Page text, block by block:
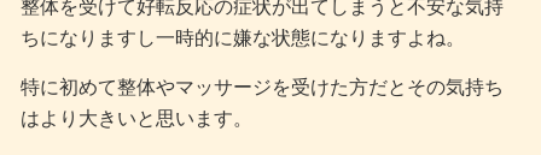
整体を受けて好転反応の症状が出てしまうと不安な気持
ちになりますし一時的に嫌な状態になりますよね。
特に初めて整体やマッサージを受けた方だとその気持ち
はより大きいと思います。